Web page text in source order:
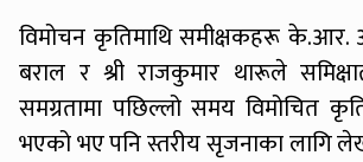
विमोचन कृतिमाथि समीक्षकहरू के.आर.
बराल र श्री राजकुमार थारूले
समग्रतामा पछिल्लो समय विमोचित
भएको भए पनि स्तरीय सृजनाका लागि